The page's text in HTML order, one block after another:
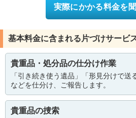
実際にかかる料金を
基本料金に含まれる片づけサービ
貴重品・処分品の仕分け作業
「引き続き使う遺品」「形見分けで送
などを仕分け、ご報告します。
貴重品の捜索